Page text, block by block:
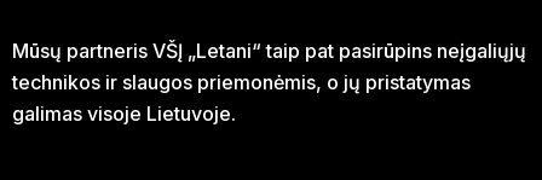
Mūsų partneris VŠĮ „Letani“ taip pat pasirūpins neįgaliųjų
technikos ir slaugos priemonėmis, o jų pristatymas
galimas visoje Lietuvoje.